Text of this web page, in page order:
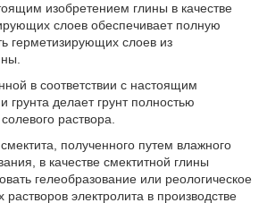
изобретением глины в качестве
слоев обеспечивает полную
герметизирующих слоев из
в соответствии с настоящим
грунта делает грунт полностью
раствора.
полученного путем влажного
в качестве смектитной глины
гелеобразование или реологическое
электролита в производстве